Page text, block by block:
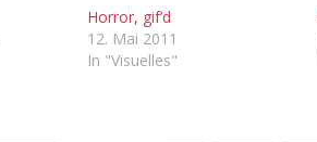
Horror, gif’d
12. Mai 2011
In "Visuelles"